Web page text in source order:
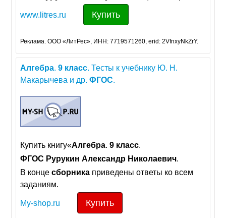
www.litres.ru Купить
Реклама. ООО «ЛитРес», ИНН: 7719571260, erid: 2VfnxyNkZrY.
Алгебра.9 класс. Тесты к учебнику Ю. Н.
Макарычева и др.ФГОС.
Купить книгу«Алгебра.9 класс.
ФГОС Рурукин Александр Николаевич.
В концесборника приведены ответы ко всем
заданиям.
My-shop.ru Купить